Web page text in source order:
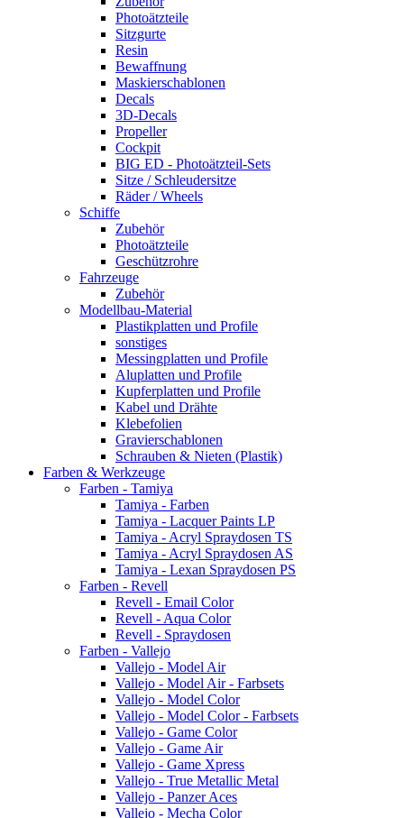
Photoätzteile
Sitzgurte
Resin
Bewaffnung
Maskierschablonen
Decals
3D-Decals
Propeller
Cockpit
BIG ED - Photoätzteil-Sets
Sitze / Schleudersitze
Räder / Wheels
Schiffe
Zubehör
Photoätzteile
Geschützrohre
Fahrzeuge
Zubehör
Modellbau-Material
Plastikplatten und Profile
sonstiges
Messingplatten und Profile
Aluplatten und Profile
Kupferplatten und Profile
Kabel und Drähte
Klebefolien
Gravierschablonen
Schrauben & Nieten (Plastik)
Farben & Werkzeuge
Farben - Tamiya
Tamiya - Farben
Tamiya - Lacquer Paints LP
Tamiya - Acryl Spraydosen TS
Tamiya - Acryl Spraydosen AS
Tamiya - Lexan Spraydosen PS
Farben - Revell
Revell - Email Color
Revell - Aqua Color
Revell - Spraydosen
Farben - Vallejo
Vallejo - Model Air
Vallejo - Model Air - Farbsets
Vallejo - Model Color
Vallejo - Model Color - Farbsets
Vallejo - Game Color
Vallejo - Game Air
Vallejo - Game Xpress
Vallejo - True Metallic Metal
Vallejo - Panzer Aces
Vallejo - Mecha Color